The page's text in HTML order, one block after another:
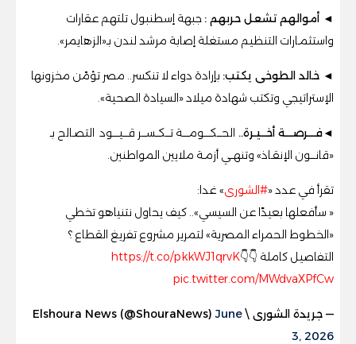
◄ أموالهم تشعل حربهم : جبهة إسطنبول تلتهم عقارات
واستثمـارات التنظيم مستغلة إصابة مرشد لندن بـ«الزهايمر»
◄ خالد الطوخى يكتب: بإرادة دواء لا تنكسر.. مصر تؤمّن مخزونها
الإستراتيجي وتكتب شهادة ميلاد «السيادة الصحية».
◄فـــرصـــة أخــيـرة.. الحـــكــــومــــة تـــكــســـر قـــيــــود التصـالح بـ
«قانـــون الإنقـاذ» وتنهــي أزمـة ملايين المواطنين.
تقرأ في عدد «#الشورى» غدا:
« سأفعلها بعيدًا عن السيسي».. كيف يحاول نتنياهو تخطي
«الخطوط الحمراء المصرية» لتمرير مشروع تفريغ القطاع ؟
التفاصيل كاملة 👇👇https://t.co/pkkWJ1qrvK
pic.twitter.com/MWdvaXPfCw
— جريدة الشورى \ Elshoura News (@ShouraNews)June
3, 2026